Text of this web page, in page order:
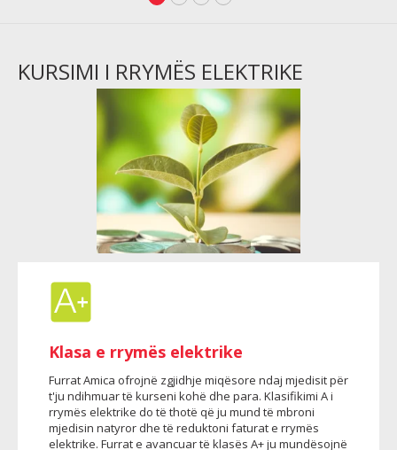
KURSIMI I RRYMËS ELEKTRIKE
Klasa e rrymës elektrike
Furrat Amica ofrojnë zgjidhje miqësore ndaj mjedisit për
t'ju ndihmuar të kurseni kohë dhe para. Klasifikimi A i
rrymës elektrike do të thotë që ju mund të mbroni
mjedisin natyror dhe të reduktoni faturat e rrymës
elektrike. Furrat e avancuar të klasës A+ ju mundësojnë